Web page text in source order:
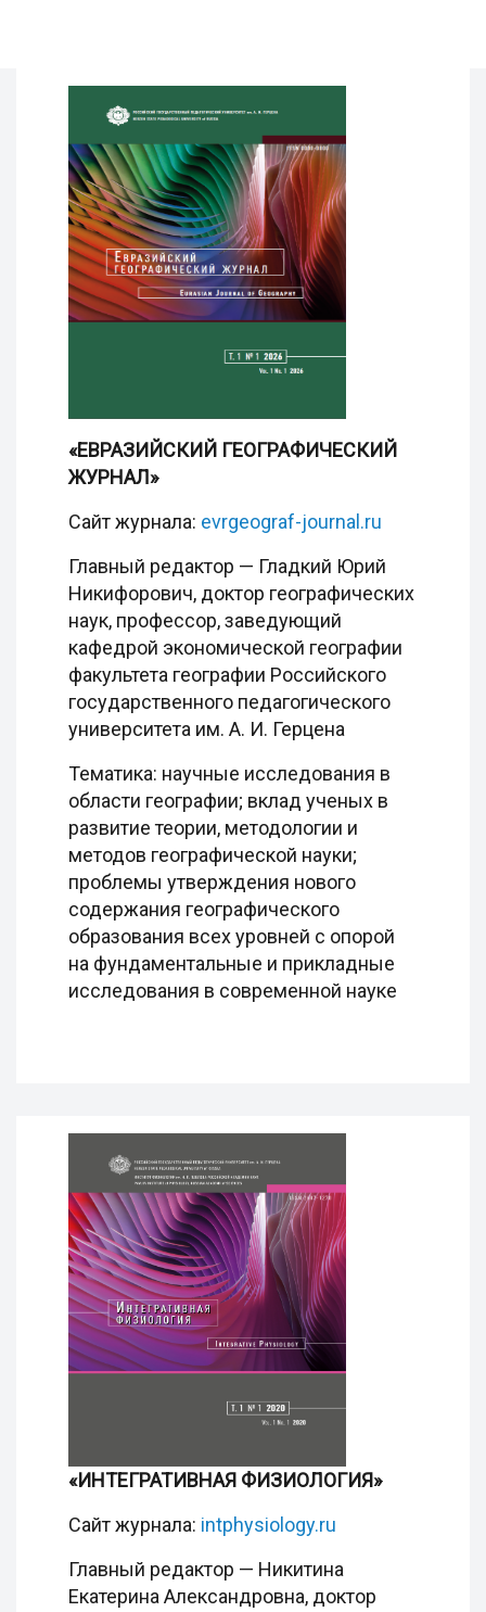
«ЕВРАЗИЙСКИЙ ГЕОГРАФИЧЕСКИЙ
ЖУРНАЛ»
Сайт журнала: evrgeograf-journal.ru
Главный редактор — Гладкий Юрий
Никифорович, доктор географических
наук, профессор, заведующий
кафедрой экономической географии
факультета географии Российского
государственного педагогического
университета им. А. И. Герцена
Тематика: научные исследования в
области географии; вклад ученых в
развитие теории, методологии и
методов географической науки;
проблемы утверждения нового
содержания географического
образования всех уровней с опорой
на фундаментальные и прикладные
исследования в современной науке
«ИНТЕГРАТИВНАЯ ФИЗИОЛОГИЯ»
Сайт журнала: intphysiology.ru
Главный редактор — Никитина
Екатерина Александровна, доктор